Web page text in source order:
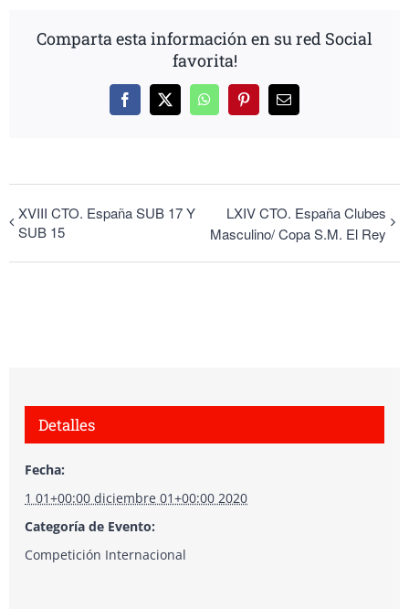
Comparta esta información en su red Social
favorita!
Facebook
X WhatsAppPinterestCorreo
XVIII CTO. España SUB 17 Y
SUB 15
LXIV CTO. España Clubes
Masculino/ Copa S.M. El Rey
Detalles
Fecha:
1 01+00:00 diciembre 01+00:00 2020
Categoría de Evento:
Competición Internacional